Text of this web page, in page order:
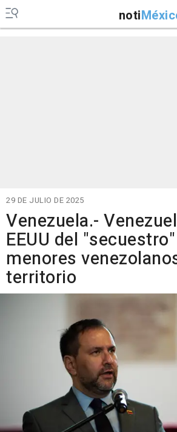
noti
29 DE JULIO DE 2025
Venezuela.-
EEUU del
menores
territorio